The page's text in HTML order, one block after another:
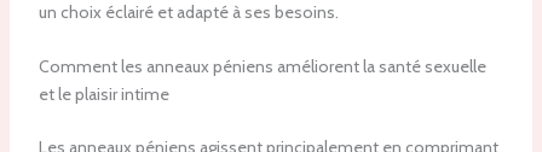
un choix éclairé et adapté à ses besoins.
Comment les anneaux péniens améliorent la santé sexuelle
et le plaisir intime
Les anneaux péniens agissent principalement en comprimant